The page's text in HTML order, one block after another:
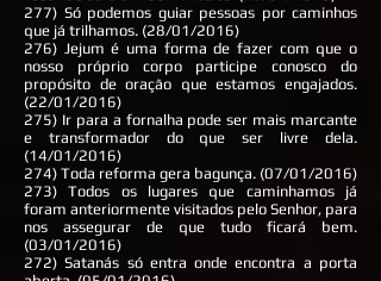
277) Só podemos guiar pessoas por caminhos
que já trilhamos. (28/01/2016)
276) Jejum é uma forma de fazer com que o
nosso próprio corpo participe conosco do
propósito de oração que estamos engajados.
(22/01/2016)
275) Ir para a fornalha pode ser mais marcante
e transformador do que ser livre dela.
(14/01/2016)
274) Toda reforma gera bagunça. (07/01/2016)
273) Todos os lugares que caminhamos já
foram anteriormente visitados pelo Senhor, para
nos assegurar de que tudo ficará bem.
(03/01/2016)
272) Satanás só entra onde encontra a porta